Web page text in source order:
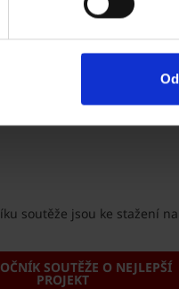
čtvrtých ročníků. Pro
2026“.
soutěže jsou ke stažení
SOUTĚŽE O NEJLEPŠÍ
PROJEKT